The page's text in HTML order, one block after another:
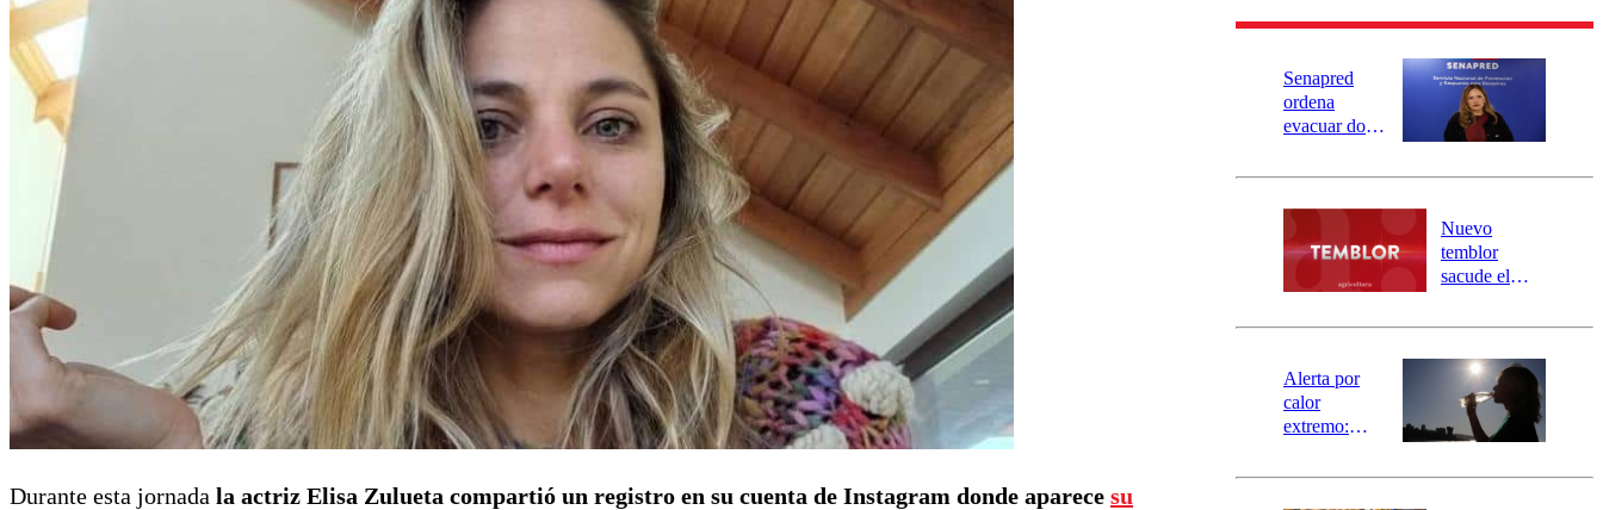
Durante esta jornada la actriz Elisa Zulueta compartió un registro en su cuenta de Instagram donde aparece su
Senapred
ordena
evacuar dos
Carahue por
río Damas:
activa
mensajería
SAE
Nuevo
temblor
sacude el
revisa la
epicentro
Alerta por
calor
extremo:
activa Alerta